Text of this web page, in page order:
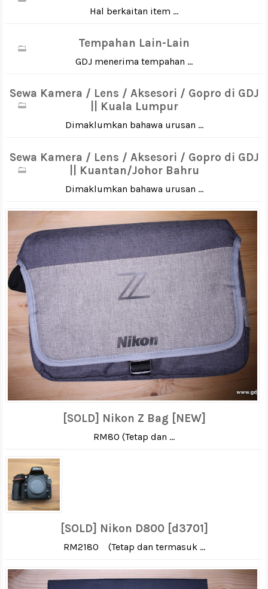
Hal berkaitan item ...
Tempahan Lain-Lain
GDJ menerima tempahan ...
Sewa Kamera / Lens / Aksesori / Gopro di GDJ
|| Kuala Lumpur
Dimaklumkan bahawa urusan ...
Sewa Kamera / Lens / Aksesori / Gopro di GDJ
|| Kuantan/Johor Bahru
Dimaklumkan bahawa urusan ...
[SOLD] Nikon Z Bag [NEW]
RM80 (Tetap dan ...
[SOLD] Nikon D800 [d3701]
RM2180 (Tetap dan termasuk ...